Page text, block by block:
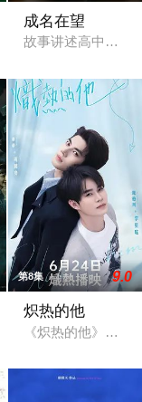
离婚夫妻，但离婚
兴哲 饰）一边努力
成名在望
故事讲述高中好友
学率闻名的偏远小镇
第8集 9.0
炽热的他
《炽热的他》讲